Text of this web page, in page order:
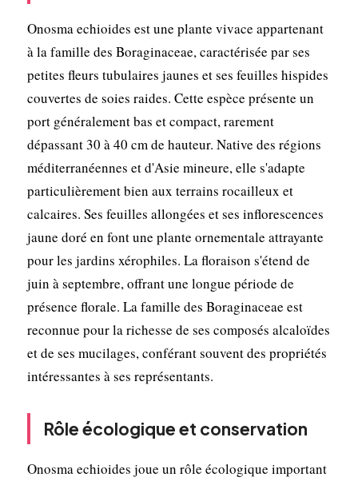
Onosma echioides est une plante vivace appartenant
à la famille des Boraginaceae, caractérisée par ses
petites fleurs tubulaires jaunes et ses feuilles hispides
couvertes de soies raides. Cette espèce présente un
port généralement bas et compact, rarement
dépassant 30 à 40 cm de hauteur. Native des régions
méditerranéennes et d'Asie mineure, elle s'adapte
particulièrement bien aux terrains rocailleux et
calcaires. Ses feuilles allongées et ses inflorescences
jaune doré en font une plante ornementale attrayante
pour les jardins xérophiles. La floraison s'étend de
juin à septembre, offrant une longue période de
présence florale. La famille des Boraginaceae est
reconnue pour la richesse de ses composés alcaloïdes
et de ses mucilages, conférant souvent des propriétés
intéressantes à ses représentants.
Rôle écologique et conservation
Onosma echioides joue un rôle écologique important